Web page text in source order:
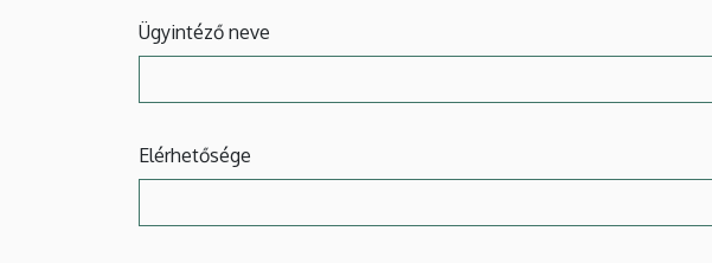
Ügyintéző neve
Elérhetősége